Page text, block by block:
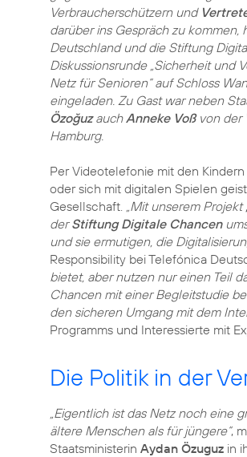
Verbraucherschützern und
darüber ins Gespräch zu kommen,
Deutschland und die Stiftung
Diskussionsrunde „Sicherheit und
Netz für Senioren“ auf Schloss
eingeladen. Zu Gast war neben
ÖzoğuzauchAnneke Voßvon der
Hamburg.
Per Videotelefonie mit den
oder sich mit digitalen Spielen
Gesellschaft. „Mit unserem Projekt
derStiftung Digitale Chancen
und sie ermutigen, die
Responsibility bei Telefónica
bietet, aber nutzen nur einen Teil
Chancen mit einer Begleitstudie
den sicheren Umgang mit dem
Programms und Interessierte mit
Die Politik in der
„Eigentlich ist das Netz noch eine
ältere Menschen als für jüngere“,
Staatsministerin Aydan Özuguz in